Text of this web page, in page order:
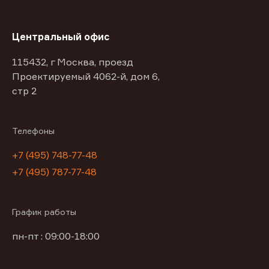
Центральный офис
115432, г Москва, проезд
Проектируемый 4062-й, дом 6,
стр 2
Телефоны
+7 (495) 748-77-48
+7 (495) 787-77-48
График работы
пн-пт : 09:00-18:00